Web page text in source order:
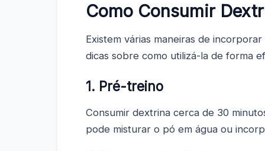
Como Consumir
Existem várias maneiras de
dicas sobre como utilizá-la de forma
1. Pré-treino
Consumir dextrina cerca de 30
pode misturar o pó em água ou